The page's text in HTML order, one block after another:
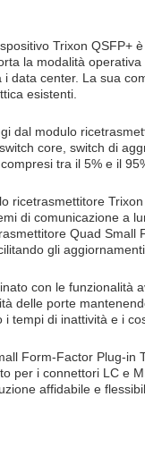
Trixon
la modalità
data center. La sua
esistenti.
dal modulo
core, switch di
tra il 5% e il
ricetrasmettitore
di comunicazione a
Quad
gli
con le
delle porte
tempi di inattività e i
Form-Factor Plug-
per i connettori LC e
affidabile e